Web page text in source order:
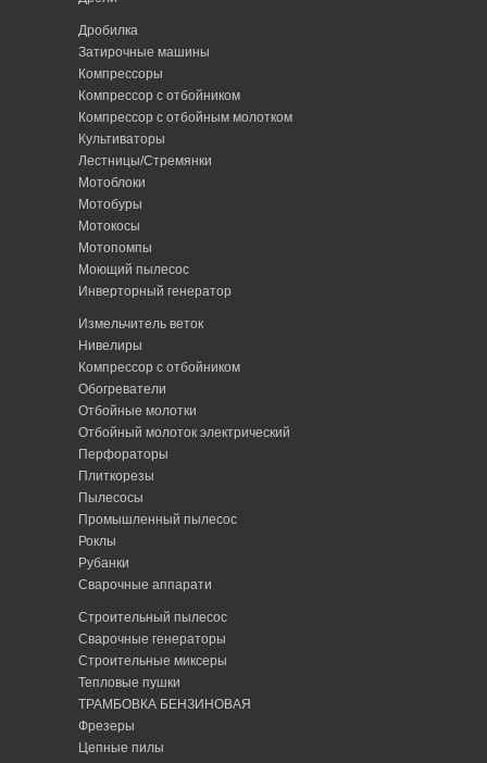
Дробилка
Затирочные машины
Компрессоры
Компрессор с отбойником
Компрессор с отбойным молотком
Культиваторы
Лестницы/Стремянки
Мотоблоки
Мотобуры
Мотокосы
Мотопомпы
Моющий пылесос
Инверторный генератор
Измельчитель веток
Нивелиры
Компрессор с отбойником
Обогреватели
Отбойные молотки
Отбойный молоток электрический
Перфораторы
Плиткорезы
Пылесосы
Промышленный пылесос
Роклы
Рубанки
Сварочные аппарати
Строительный пылесос
Сварочные генераторы
Строительные миксеры
Тепловые пушки
ТРАМБОВКА БЕНЗИНОВАЯ
Фрезеры
Цепные пилы